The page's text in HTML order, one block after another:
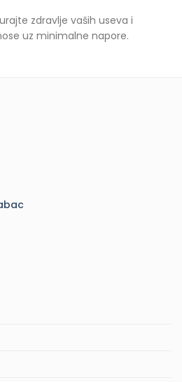
zdravlje vaših useva i
uz minimalne napore.